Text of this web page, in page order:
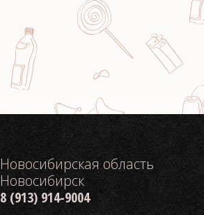
Новосибирская область
Новосибирск
8 (913) 914-9004